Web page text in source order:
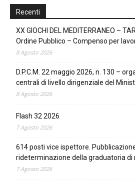
Recenti
XX GIOCHI DEL MEDITERRANEO –
Ordine Pubblico – Compenso per
8 Agosto 2026
D.P.C.M. 22 maggio 2026, n. 130 –
centrali di livello dirigenziale del
8 Agosto 2026
Flash 32 2026
7 Agosto 2026
614 posti vice ispettore.
rideterminazione della graduatoria di
7 Agosto 2026